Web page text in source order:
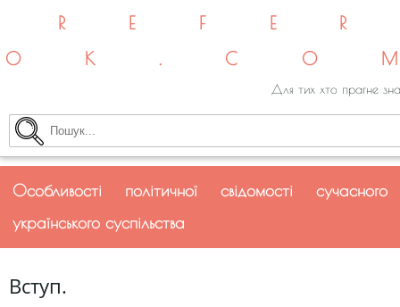
Для тих хто прагне
Особливості політичної свідомості сучасного
українського суспільства
Вступ.